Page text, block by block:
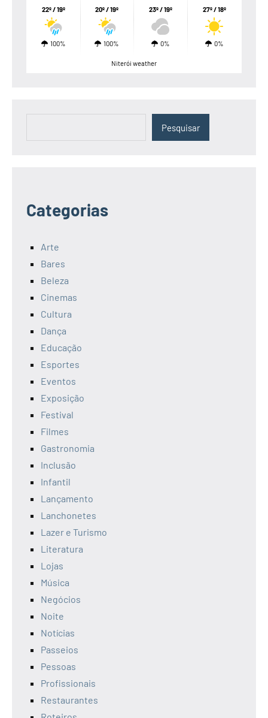
22º / 19º
100%
20º / 19º
100%
23º / 19º
0%
27º / 18º
0%
Niterói weather
Pesquisar
Categorias
Arte
Bares
Beleza
Cinemas
Cultura
Dança
Educação
Esportes
Eventos
Exposição
Festival
Filmes
Gastronomia
Inclusão
Infantil
Lançamento
Lanchonetes
Lazer e Turismo
Literatura
Lojas
Música
Negócios
Noite
Notícias
Passeios
Pessoas
Profissionais
Restaurantes